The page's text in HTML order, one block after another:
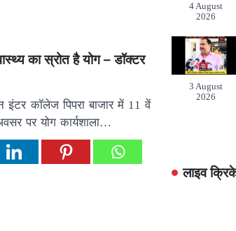
का स्रोत है योग – डॉक्टर
कॉलेज पिपरा बाजार में 11 वें
पर योग कार्यशाला…
4 August
2026
3 August
2026
लाइव